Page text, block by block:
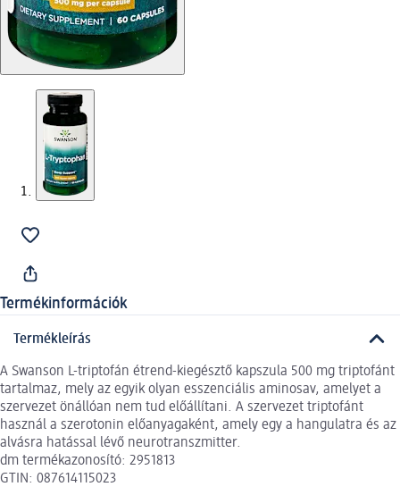
Termékinformációk
Termékleírás
A Swanson L-triptofán étrend-kiegésztő kapszula 500 mg triptofánt
tartalmaz, mely az egyik olyan esszenciális aminosav, amelyet a
szervezet önállóan nem tud előállítani. A szervezet triptofánt
használ a szerotonin előanyagaként, amely egy a hangulatra és az
alvásra hatással lévő neurotranszmitter.
dm termékazonosító: 2951813
GTIN: 087614115023